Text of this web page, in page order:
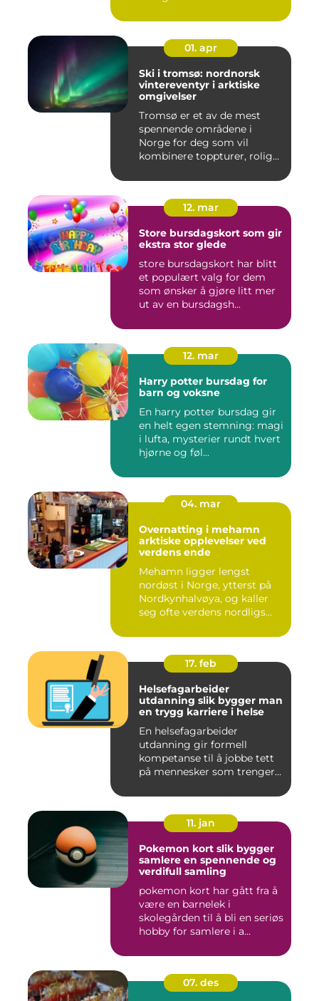
01. apr
Ski i tromsø: nordnorsk
vintereventyr i arktiske
omgivelser
Tromsø er et av de mest
spennende områdene i
Norge for deg som vil
kombinere toppturer, rolig
12. mar
Store bursdagskort som gir
ekstra stor glede
store bursdagskort har blitt
et populært valg for dem
som ønsker å gjøre litt mer
ut av en bursdagsh...
12. mar
Harry potter bursdag for
barn og voksne
En harry potter bursdag gir
en helt egen stemning: magi
i lufta, mysterier rundt hvert
hjørne og føl...
04. mar
Overnatting i mehamn
arktiske opplevelser ved
verdens ende
Mehamn ligger lengst
nordøst i Norge, ytterst på
Nordkynhalvøya, og kaller
seg ofte verdens nordligs...
17. feb
Helsefagarbeider
utdanning slik bygger man
en trygg karriere i helse
En helsefagarbeider
utdanning gir formell
kompetanse til å jobbe tett
på mennesker som trenger
11. jan
Pokemon kort slik bygger
samlere en spennende og
verdifull samling
pokemon kort har gått fra å
være en barnelek i
skolegården til å bli en seriøs
hobby for samlere i a...
07. des